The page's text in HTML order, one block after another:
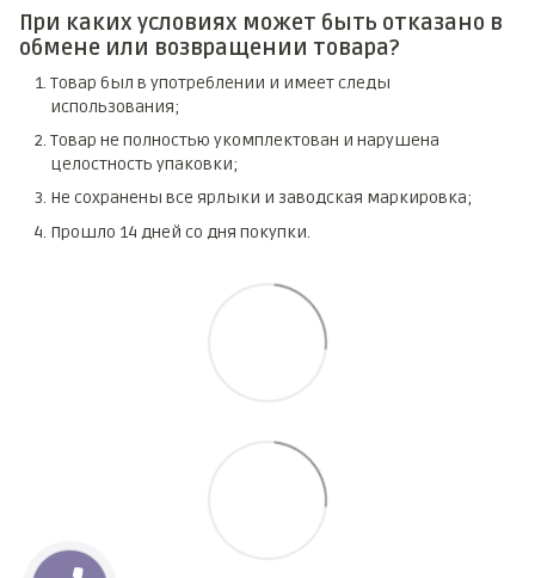
При каких условиях может быть отказано в
обмене или возвращении товара?
Товар был в употреблении и имеет следы
использования;
Товар не полностью укомплектован и нарушена
целостность упаковки;
Не сохранены все ярлыки и заводская маркировка;
Прошло 14 дней со дня покупки.